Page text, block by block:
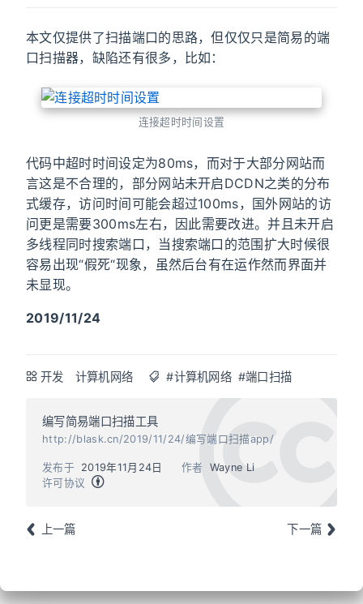
本文仅提供了扫描端口的思路，但仅仅只是简易的端
口扫描器，缺陷还有很多，比如：
连接超时时间设置
代码中超时时间设定为80ms，而对于大部分网站而
言这是不合理的，部分网站未开启DCDN之类的分布
式缓存，访问时间可能会超过100ms，国外网站的访
问更是需要300ms左右，因此需要改进。并且未开启
多线程同时搜索端口，当搜索端口的范围扩大时候很
容易出现“假死“现象，虽然后台有在运作然而界面并
未显现。
2019/11/24
开发 计算机网络 #计算机网络 #端口扫描
编写简易端口扫描工具
http://blask.cn/2019/11/24/编写端口扫描app/
作者 Wayne Li
发布于
2019年11月24日
许可协议
上一篇 下一篇